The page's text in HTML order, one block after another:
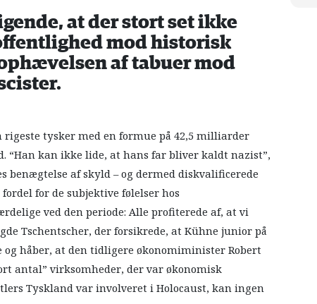
at der stort set ikke
mod historisk
af tabuer mod
rigeste tysker med en formue på 42,5 milliarder
kan ikke lide, at hans far bliver kaldt nazist”,
benægtelse af skyld – og dermed diskvalificerede
for de subjektive følelser hos
ved den periode: Alle profiterede af, at vi
Tschentscher, der forsikrede, at Kühne junior på
håber, at den tidligere økonomiminister Robert
antal” virksomheder, der var økonomisk
Tyskland var involveret i Holocaust, kan ingen